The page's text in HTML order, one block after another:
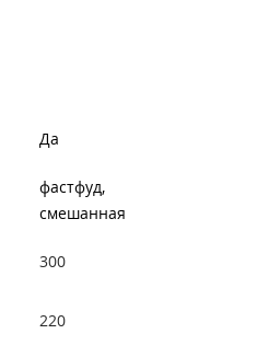
Да
фастфуд
смешанная
300
220